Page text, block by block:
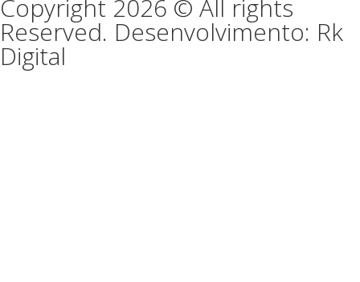
Copyright 2026 © All rights
Reserved. Desenvolvimento: Rk
Digital